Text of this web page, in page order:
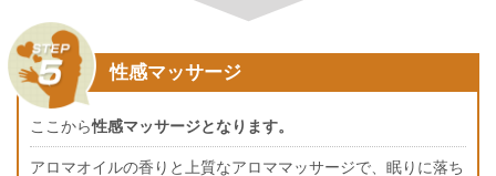
性感マッサージ
ここから性感マッサージとなります。
アロマオイルの香りと上質なアロママッサージで、眠りに落ち